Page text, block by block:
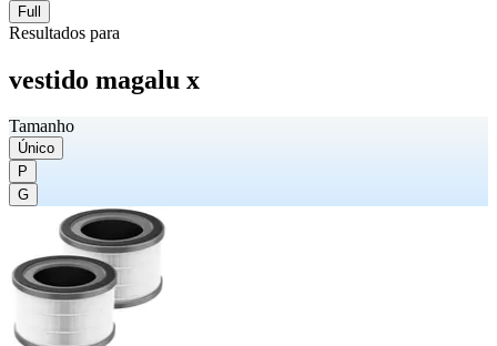
Full
Resultados para
vestido magalu x
Tamanho
Único
P
G